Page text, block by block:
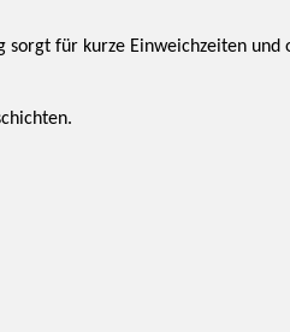
sorgt für kurze Einweichzeiten und